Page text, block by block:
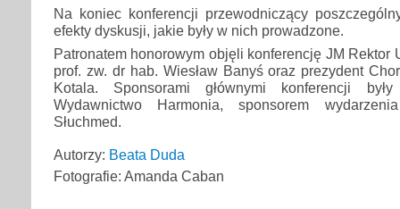
Na koniec konferencji przewodniczący
efekty dyskusji, jakie były w nich prowadzone.
Patronatem honorowym objęli konferencję JM Rektor
prof. zw. dr hab. Wiesław Banyś oraz prezydent
Kotala. Sponsorami głównymi konferencji
Wydawnictwo Harmonia, sponsorem
Słuchmed.
Autorzy: Beata Duda
Fotografie: Amanda Caban